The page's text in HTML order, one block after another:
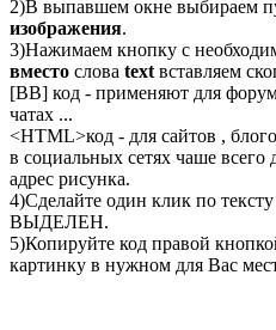
2)В выпавшем окне выбираем
изображения.
3)Нажимаем кнопку с
вместо слова text вставляем
[BB] код - применяют для
чатах ...
<HTML>код - для сайтов ,
в социальных сетях чаше всего
адрес рисунка.
4)Сделайте один клик по
ВЫДЕЛЕН.
5)Копируйте код правой
картинку в нужном для Вас